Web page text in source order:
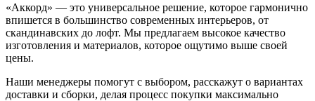
«Аккорд» — это универсальное решение, которое гармонично
впишется в большинство современных интерьеров, от
скандинавских до лофт. Мы предлагаем высокое качество
изготовления и материалов, которое ощутимо выше своей
цены.
Наши менеджеры помогут с выбором, расскажут о вариантах
доставки и сборки, делая процесс покупки максимально